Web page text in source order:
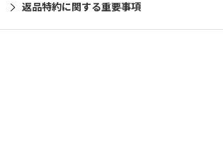
返品特約に関する重要事項